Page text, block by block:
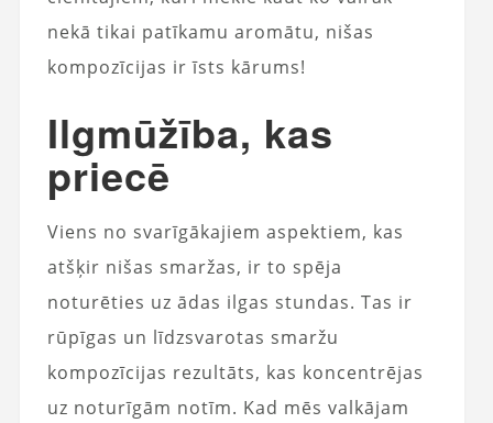
nekā tikai patīkamu aromātu, nišas
kompozīcijas ir īsts kārums!
Ilgmūžība, kas
priecē
Viens no svarīgākajiem aspektiem, kas
atšķir nišas smaržas, ir to spēja
noturēties uz ādas ilgas stundas. Tas ir
rūpīgas un līdzsvarotas smaržu
kompozīcijas rezultāts, kas koncentrējas
uz noturīgām notīm. Kad mēs valkājam